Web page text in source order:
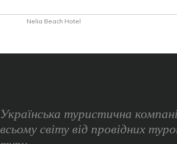
Nelia Beach Hotel
Українська туристична
всьому світу від провідних